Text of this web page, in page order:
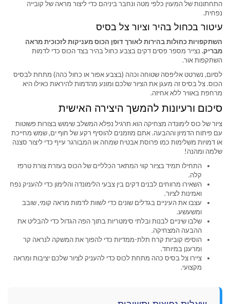
התחתונות של המעוין כלפי מטה ונחבר ביניהם כדי ליצור מראה של קובייה
נפחית.
עיטור בכחול בהיר וציור צל בסיס
השתקפויות כחולות בהירות לאורך דופן הכוס מעניקות לזכוכית מראה
מבריק. נצייר מספר פסים דקים בצבע כחול בהיר בצד הכוס כדי לדמות
השתקפות אור.
לסיום, נשרטט אליפסה שטוחה וכהה (בצבע אפור או כחול כהה) מתחת לבסיס
הכוס. צל בסיס זה מעגן את הציור שלכם ומונע מהדמות להיראות כאילו היא
מרחפת באוויר ללא אחיזה.
סיכום ורעיונות להמשך היצירה האישית
ציור של כוס לימונדה מצחיקה הוא תרגיל נפלא המשלב שימוש בצורות פשוטות
עם פיתוח הדמיון וההבעה. אתם מוזמנים להוסיף רקע של חוף ים, שמש מחייכת
או דמויות משלימות כמו פרוסת אבטיח שמחה או המבורגר עייף כדי ליצור סצנה
שלמה ומהנה!
התחילו תמיד בציור קווי המתאר הכלליים של הכוס בעזרת צורת טרפז
קלה.
השאירו מרווחים לבנים דקים בין צבעי הלימונדה והלימון כדי להעניק נפח
ואמינות לציור.
עצבו את העיניים בגדלים שונים כדי לשוות לדמות מראה קומי, שובב
ומשעשע.
שלבו שיניים לבנות ובלתי סימטריות בתוך הפה הגדול כדי להבליט את
ההבעה המצחיקה.
הוסיפו קוביות קרח תלת-ממדיות כדי להפוך את המשקה לנראה קר
ומרענן במיוחד.
ציירו צל בסיס כהה מתחת לכוס כדי להעניק לציור שלכם יציבות ומראה
מקצועי.